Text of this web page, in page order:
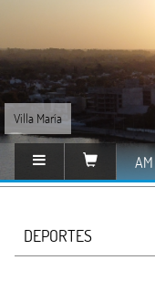
Villa María
DEPORTES